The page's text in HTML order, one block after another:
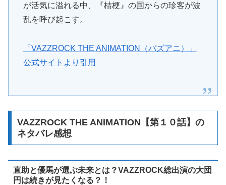
が活気に溢れる中、『桔梗』の国からの珍客が波
乱を呼び起こす。
「VAZZROCK THE ANIMATION（バズアニ）」
公式サイトより引用
VAZZROCK THE ANIMATION【第１０話】の
ネタバレ感想
直助と優馬が選ぶ未来とは？VAZZROCK総出演の大団
円は続きが見たくなる？！